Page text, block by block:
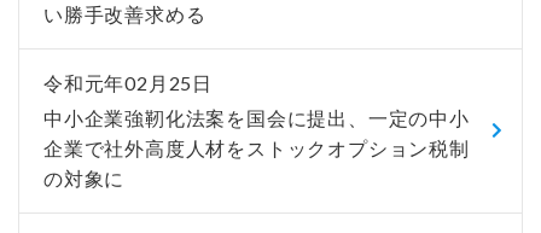
い勝手改善求める
令和元年02月25日
中小企業強靭化法案を国会に提出、一定の中小
企業で社外高度人材をストックオプション税制
の対象に